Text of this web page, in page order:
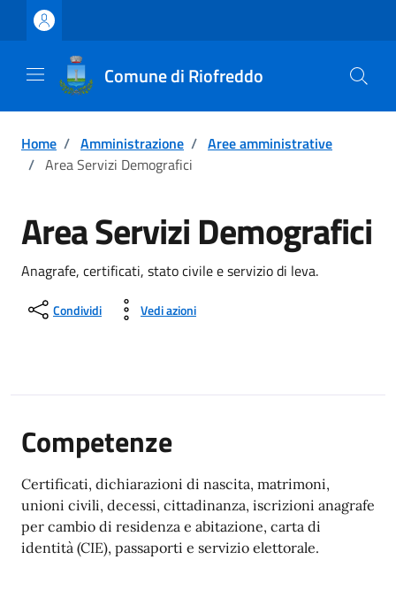
Vai ai contenuti
Vai al footer
Comune di Riofreddo
Home / Amministrazione / Aree amministrative
/ Area Servizi Demografici
Area Servizi Demografici
Anagrafe, certificati, stato civile e servizio di leva.
Condividi Vedi azioni
Competenze
Certificati, dichiarazioni di nascita, matrimoni,
unioni civili, decessi, cittadinanza, iscrizioni anagrafe
per cambio di residenza e abitazione, carta di
identità (CIE), passaporti e servizio elettorale.